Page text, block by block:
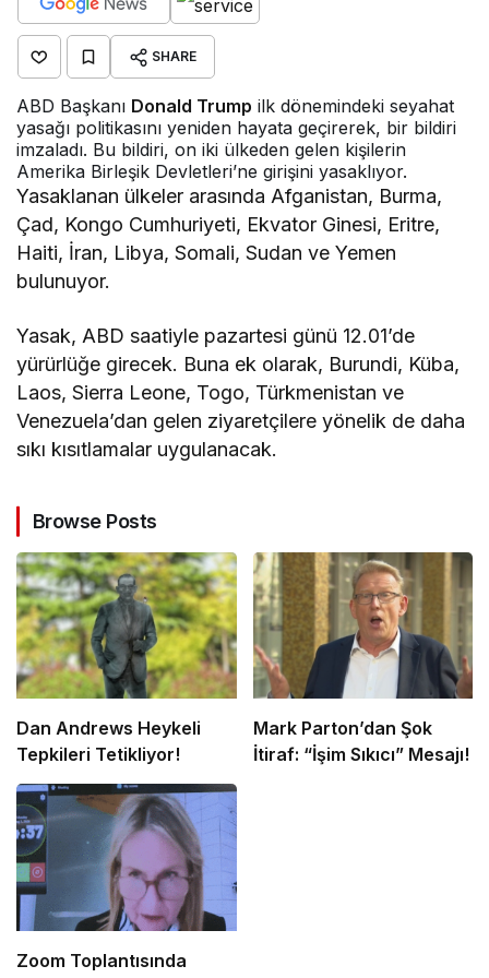
SHARE
ABD Başkanı Donald Trump ilk dönemindeki seyahat
yasağı politikasını yeniden hayata geçirerek, bir bildiri
imzaladı. Bu bildiri, on iki ülkeden gelen kişilerin
Amerika Birleşik Devletleri’ne girişini yasaklıyor.
Yasaklanan ülkeler arasında Afganistan, Burma,
Çad, Kongo Cumhuriyeti, Ekvator Ginesi, Eritre,
Haiti, İran, Libya, Somali, Sudan ve Yemen
bulunuyor.
Yasak, ABD saatiyle pazartesi günü 12.01’de
yürürlüğe girecek. Buna ek olarak, Burundi, Küba,
Laos, Sierra Leone, Togo, Türkmenistan ve
Venezuela’dan gelen ziyaretçilere yönelik de daha
sıkı kısıtlamalar uygulanacak.
Browse Posts
Dan Andrews Heykeli
Tepkileri Tetikliyor!
Mark Parton’dan Şok
İtiraf: “İşim Sıkıcı” Mesajı!
Zoom Toplantısında